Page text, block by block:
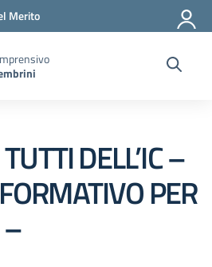
Merito
DELL’IC –
PER